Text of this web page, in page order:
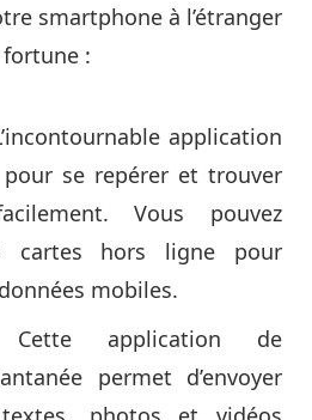
smartphone à l’étranger
:
application
se repérer et trouver
Vous pouvez
cartes hors ligne pour
mobiles.
application de
permet d’envoyer